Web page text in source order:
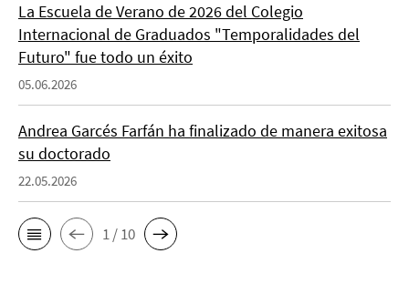
La Escuela de Verano de 2026 del Colegio
Internacional de Graduados "Temporalidades del
Futuro" fue todo un éxito
05.06.2026
Andrea Garcés Farfán ha finalizado de manera exitosa
su doctorado
22.05.2026
1 / 10